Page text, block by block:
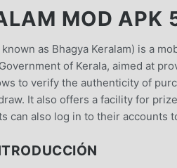
MOD APK
as Bhagya Keralam) is a
of Kerala, aimed at
to verify the authenticity of
It also offers a facility for
can also log in to their accounts